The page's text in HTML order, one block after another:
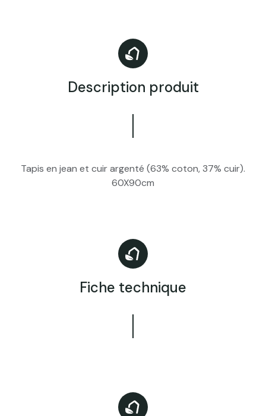
Description produit
Tapis en jean et cuir argenté (63% coton, 37% cuir).
60X90cm
Fiche technique